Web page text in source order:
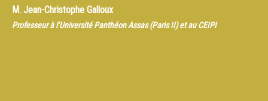
M. Jean-Christophe Galloux
Professeur à l’Université Panthéon Assas (Paris II) et au CEIPI